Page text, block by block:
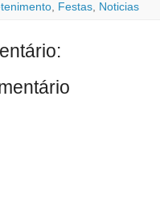
, Festas, Noticias